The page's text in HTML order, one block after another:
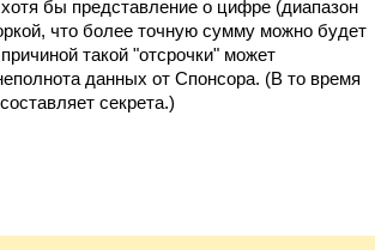
бы представление о цифре (диапазон
что более точную сумму можно будет
такой "отсрочки" может
данных от Спонсора. (В то время
секрета.)